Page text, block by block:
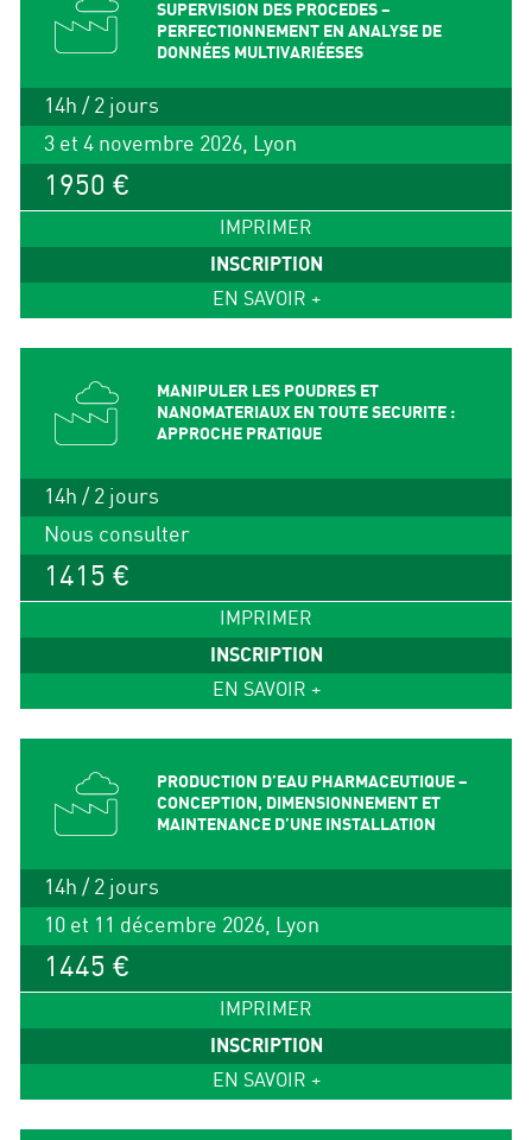
SUPERVISION DES PROCEDES –
PERFECTIONNEMENT EN ANALYSE DE
DONNÉES MULTIVARIÉESES
14h / 2 jours
3 et 4 novembre 2026, Lyon
1950 €
IMPRIMER
INSCRIPTION
EN SAVOIR +
MANIPULER LES POUDRES ET
NANOMATERIAUX EN TOUTE SECURITE :
APPROCHE PRATIQUE
14h / 2 jours
Nous consulter
1415 €
IMPRIMER
INSCRIPTION
EN SAVOIR +
PRODUCTION D’EAU PHARMACEUTIQUE –
CONCEPTION, DIMENSIONNEMENT ET
MAINTENANCE D’UNE INSTALLATION
14h / 2 jours
10 et 11 décembre 2026, Lyon
1445 €
IMPRIMER
INSCRIPTION
EN SAVOIR +